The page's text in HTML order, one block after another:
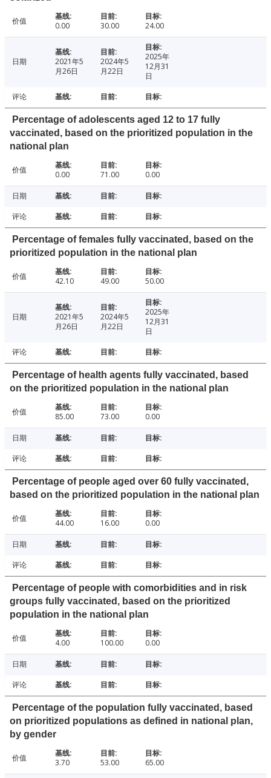
价值 0.00 30.00 24.00
日期
2021年5
月26日
2024年5
月22日
2025年
12月31
日
评论
Percentage of adolescents aged 12 to 17 fully
vaccinated, based on the prioritized population in the
national plan
价值 0.00 71.00 0.00
日期
评论
Percentage of females fully vaccinated, based on the
prioritized population in the national plan
价值 42.10 49.00 50.00
日期
2021年5
月26日
2024年5
月22日
2025年
12月31
日
评论
Percentage of health agents fully vaccinated, based
on the prioritized population in the national plan
价值 85.00 73.00 0.00
日期
评论
Percentage of people aged over 60 fully vaccinated,
based on the prioritized population in the national plan
价值 44.00 16.00 0.00
日期
评论
Percentage of people with comorbidities and in risk
groups fully vaccinated, based on the prioritized
population in the national plan
价值 4.00 100.00 0.00
日期
评论
Percentage of the population fully vaccinated, based
on prioritized populations as defined in national plan,
by gender
价值 3.70 53.00 65.00